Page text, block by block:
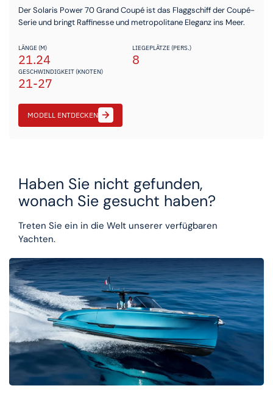
Der Solaris Power 70 Grand Coupé ist das Flaggschiff der Coupé-
Serie und bringt Raffinesse und metropolitane Eleganz ins Meer.
LÄNGE (M)
21.24
LIEGEPLÄTZE (PERS.)
8
GESCHWINDIGKEIT (KNOTEN)
21-27
MODELL ENTDECKEN
Haben Sie nicht gefunden,
wonach Sie gesucht haben?
Treten Sie ein in die Welt unserer verfügbaren
Yachten.